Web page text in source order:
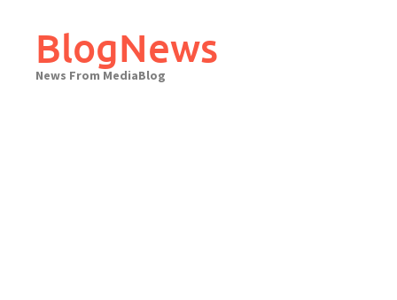
contentBlogNews
News From MediaBlog